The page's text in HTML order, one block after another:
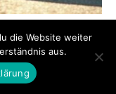
des
bei
die Website weiter
aus.